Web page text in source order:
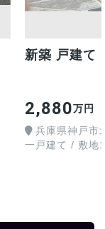
新築 戸建て
2,880万円
兵庫県神戸市
一戸建て / 敷地